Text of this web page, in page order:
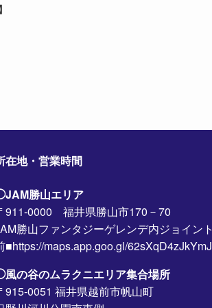
在地・営業時間
勝山エリア
911-0000 福井県勝山市170－70
勝山ファンタジーゲレンデ内ジョイン
■https://maps.app.goo.gl/
の谷のムラクニエリア集合場所
915-0051 福井県越前市帆山町